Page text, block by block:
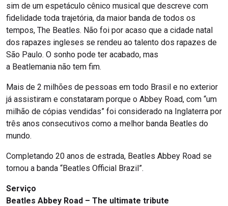
sim de um espetáculo cênico musical que descreve com
fidelidade toda trajetória, da maior banda de todos os
tempos, The Beatles. Não foi por acaso que a cidade natal
dos rapazes ingleses se rendeu ao talento dos rapazes de
São Paulo. O sonho pode ter acabado, mas
a Beatlemania não tem fim.
Mais de 2 milhões de pessoas em todo Brasil e no exterior
já assistiram e constataram porque o Abbey Road, com “um
milhão de cópias vendidas” foi considerado na Inglaterra por
três anos consecutivos como a melhor banda Beatles do
mundo.
Completando 20 anos de estrada, Beatles Abbey Road se
tornou a banda “Beatles Official Brazil”.
Serviço
Beatles Abbey Road – The ultimate tribute